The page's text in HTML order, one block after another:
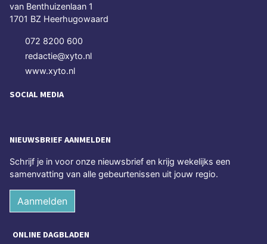
van Benthuizenlaan 1
1701 BZ Heerhugowaard
072 8200 600
redactie@xyto.nl
www.xyto.nl
SOCIAL MEDIA
NIEUWSBRIEF AANMELDEN
Schrijf je in voor onze nieuwsbrief en krijg wekelijks een
samenvatting van alle gebeurtenissen uit jouw regio.
Aanmelden
ONLINE DAGBLADEN